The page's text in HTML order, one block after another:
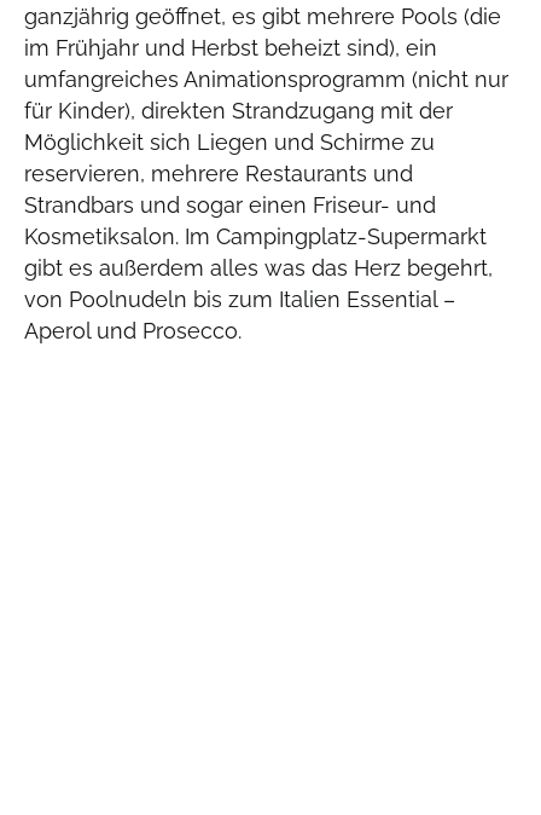
ganzjährig geöffnet, es gibt mehrere Pools (die
im Frühjahr und Herbst beheizt sind), ein
umfangreiches Animationsprogramm (nicht nur
für Kinder), direkten Strandzugang mit der
Möglichkeit sich Liegen und Schirme zu
reservieren, mehrere Restaurants und
Strandbars und sogar einen Friseur- und
Kosmetiksalon. Im Campingplatz-Supermarkt
gibt es außerdem alles was das Herz begehrt,
von Poolnudeln bis zum Italien Essential –
Aperol und Prosecco.